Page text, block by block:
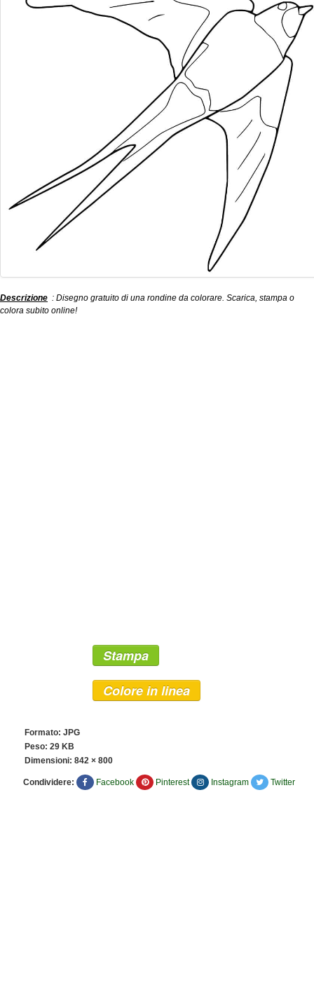
Descrizione : Disegno gratuito di una rondine da colorare. Scarica, stampa o
colora subito online!
Stampa
Colore in linea
Formato: JPG
Peso: 29 KB
Dimensioni: 842 × 800
Condividere: Facebook Pinterest Instagram Twitter